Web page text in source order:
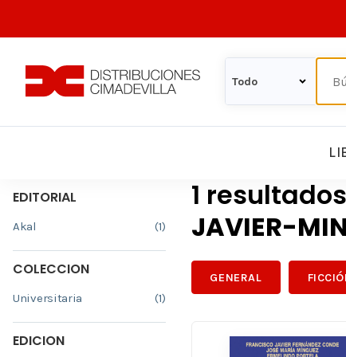
EDITORIAL
Akal (1)
COLECCION
Universitaria (1)
EDICION
1
JAVIER-
GENERAL